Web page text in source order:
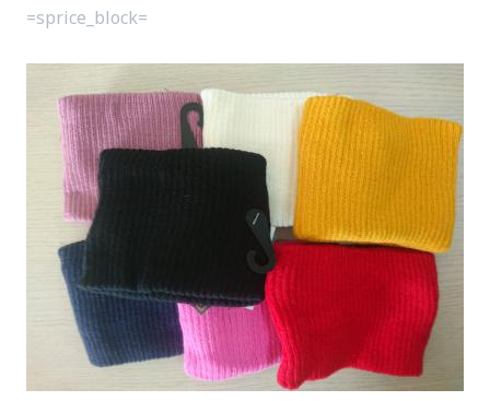
=sprice_block=